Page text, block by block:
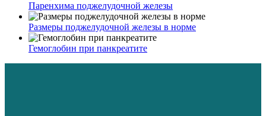
Паренхима поджелудочной железы
Размеры поджелудочной железы в норме
Гемоглобин при панкреатите